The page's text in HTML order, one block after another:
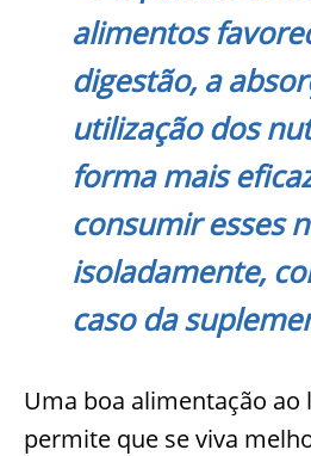
alimentos
digestão, a
utilização dos
forma mais
consumir esses
isoladamente,
caso da
Uma boa alimentação ao
permite que se viva